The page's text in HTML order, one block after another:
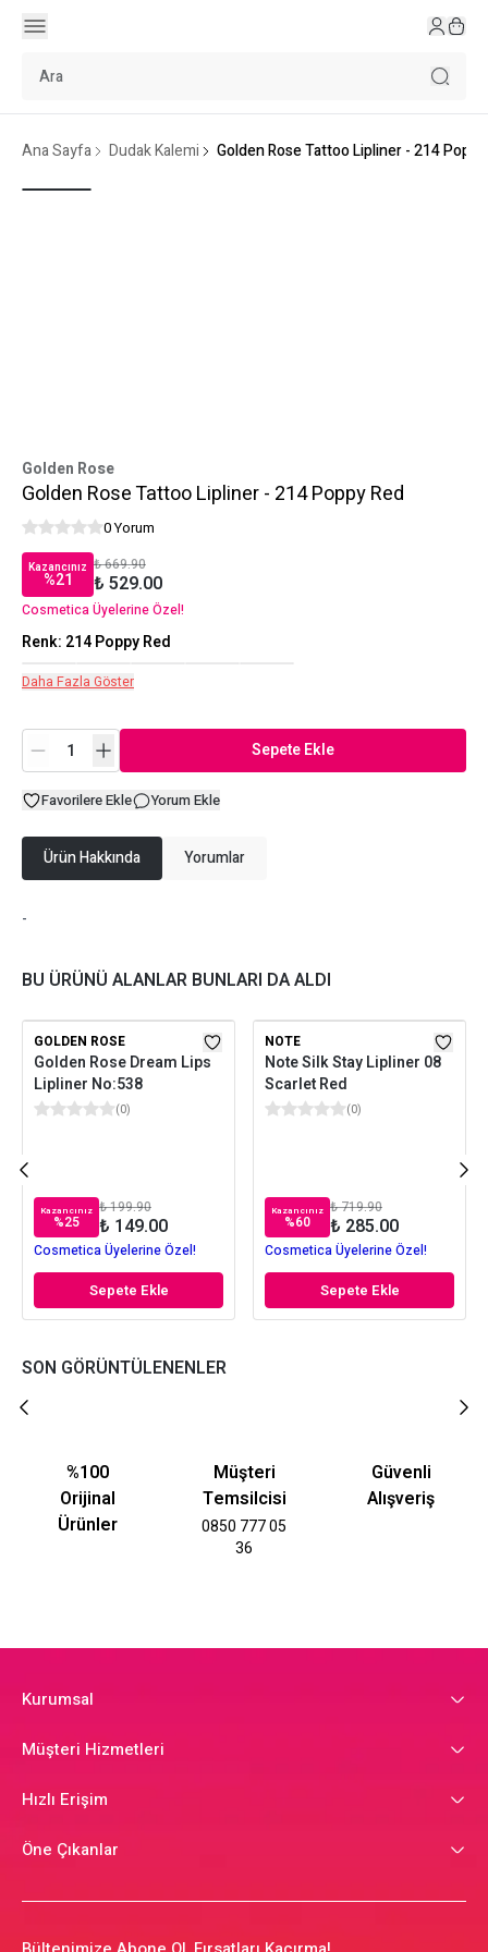
Ana Sayfa Dudak Kalemi Golden Rose Tattoo Lipliner - 214
Golden Rose
Golden Rose Tattoo Lipliner - 214 Poppy Red
0 Yorum
Kazancınız
%21
₺ 669.90
₺ 529.00
Cosmetica Üyelerine Özel!
Renk: 214 Poppy Red
Daha Fazla Göster
Sepete Ekle
Favorilere Ekle Yorum Ekle
Ürün Hakkında Yorumlar
-
BU ÜRÜNÜ ALANLAR BUNLARI DA ALDI
GOLDEN ROSE
Golden Rose Dream Lips
Lipliner No:538
(0)
Kazancınız
%25
₺ 199.90
₺ 149.00
Cosmetica Üyelerine Özel!
Sepete Ekle
NOTE
Note Silk Stay Lipliner 08
Scarlet Red
(0)
Kazancınız
%60
₺ 719.90
₺ 285.00
Cosmetica Üyelerine Özel!
Sepete Ekle
SON GÖRÜNTÜLENENLER
%100
Orijinal
Ürünler
Müşteri
Temsilcisi
0850 777 05
36
Güvenli
Alışveriş
Kurumsal
Müşteri Hizmetleri
Hızlı Erişim
Öne Çıkanlar